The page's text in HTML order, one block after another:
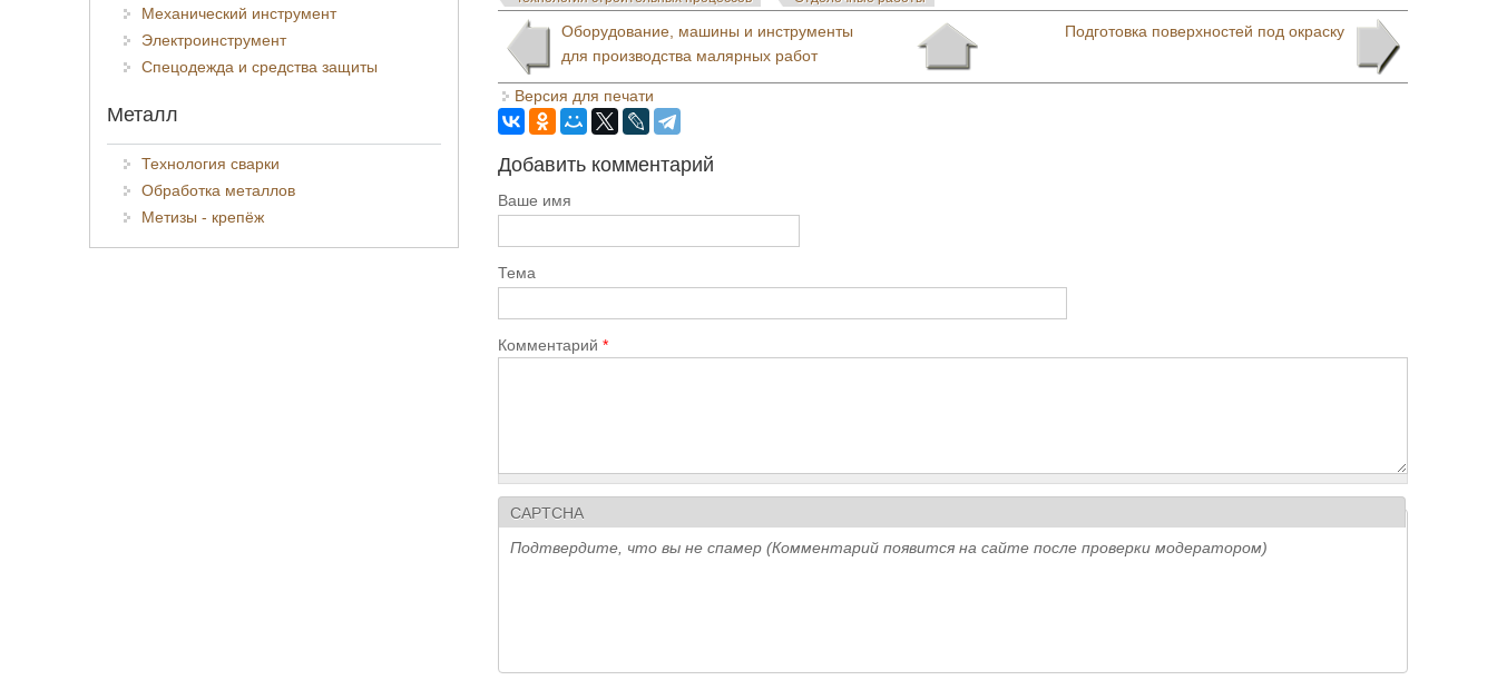
Оборудование, машины и инструменты
для производства малярных работ
Подготовка поверхностей под окраску
Версия для печати
Добавить комментарий
Ваше имя
Тема
Комментарий*
CAPTCHA
Подтвердите, что вы не спамер (Комментарий появится на сайте после проверки модератором)
Механический инструмент
Электроинструмент
Спецодежда и средства защиты
Металл
Технология сварки
Обработка металлов
Метизы - крепёж